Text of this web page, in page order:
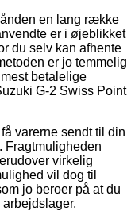
en lang række
er i øjeblikket
du selv kan afhente
er jo temmelig
betalelige
G-2 Swiss Point
varerne sendt til din
Fragtmuligheden
virkelig
vil dog til
jo beroer på at du